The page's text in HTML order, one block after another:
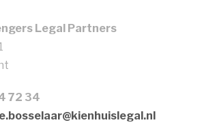
Legal Partners
72 34